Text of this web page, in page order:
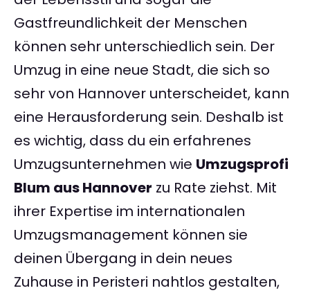
Gastfreundlichkeit der Menschen
können sehr unterschiedlich sein. Der
Umzug in eine neue Stadt, die sich so
sehr von Hannover unterscheidet, kann
eine Herausforderung sein. Deshalb ist
es wichtig, dass du ein erfahrenes
Umzugsunternehmen wie Umzugsprofi
Blum aus Hannover zu Rate ziehst. Mit
ihrer Expertise im internationalen
Umzugsmanagement können sie
deinen Übergang in dein neues
Zuhause in Peristeri nahtlos gestalten,